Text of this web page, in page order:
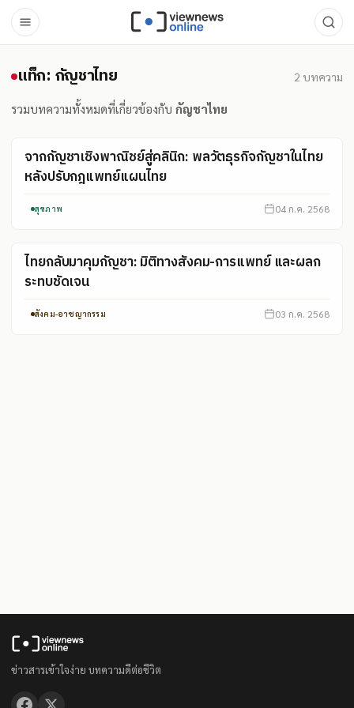
แท็ก: กัญชาไทย
แท็ก: กัญชาไทย 2 บทความ
รวมบทความทั้งหมดที่เกี่ยวข้องกับ กัญชาไทย
จากกัญชาเชิงพาณิชย์สู่คลินิก: พลวัตธุรกิจกัญชาในไทย
หลังปรับกฎแพทย์แผนไทย
สุขภาพ 04 ก.ค. 2568
ไทยกลับมาคุมกัญชา: มิติทางสังคม-การแพทย์ และผลก
ระทบชัดเจน
สังคม-อาชญากรรม 03 ก.ค. 2568
ข่าวสารเข้าใจง่าย บทความดีต่อชีวิต